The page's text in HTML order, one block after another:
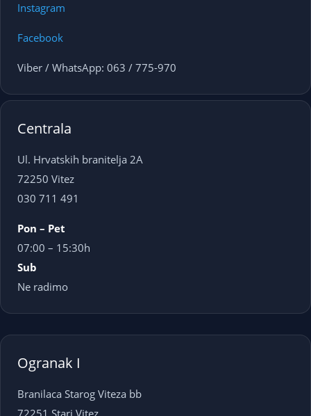
Instagram
Facebook
Viber / WhatsApp: 063 / 775-970
Centrala
Ul. Hrvatskih branitelja 2A
72250 Vitez
030 711 491
Pon – Pet
07:00 – 15:30h
Sub
Ne radimo
Ogranak I
Branilaca Starog Viteza bb
72251 Stari Vitez